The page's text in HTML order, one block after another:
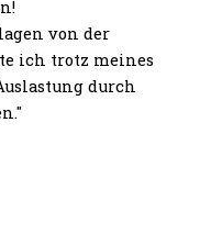
von der
ich trotz meines
durch